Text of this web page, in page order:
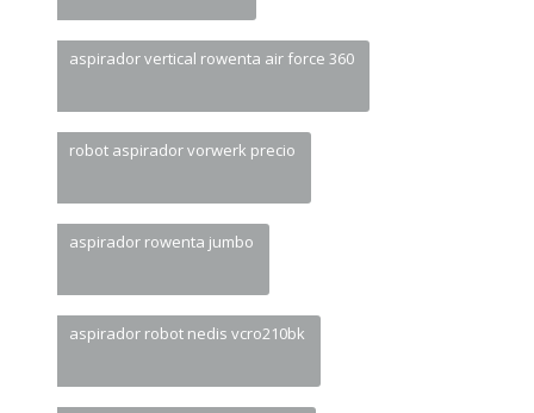
aspirador vertical rowenta air force 360
robot aspirador vorwerk precio
aspirador rowenta jumbo
aspirador robot nedis vcro210bk